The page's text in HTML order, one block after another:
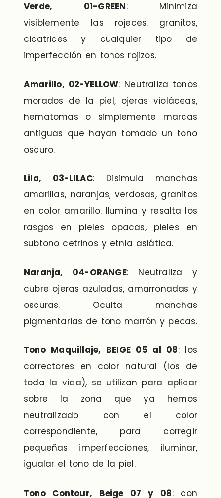
Verde, 01-GREEN: Minimiza
visiblemente las rojeces, granitos,
cicatrices y cualquier tipo de
imperfección en tonos rojizos.
Amarillo, 02-YELLOW: Neutraliza tonos
morados de la piel, ojeras violáceas,
hematomas o simplemente marcas
antiguas que hayan tomado un tono
oscuro.
Lila, 03-LILAC: Disimula manchas
amarillas, naranjas, verdosas, granitos
en color amarillo. Ilumina y resalta los
rasgos en pieles opacas, pieles en
subtono cetrinos y etnia asiática.
Naranja, 04-ORANGE: Neutraliza y
cubre ojeras azuladas, amarronadas y
oscuras. Oculta manchas
pigmentarias de tono marrón y pecas.
Tono Maquillaje, BEIGE 05 al 08: los
correctores en color natural (los de
toda la vida), se utilizan para aplicar
sobre la zona que ya hemos
neutralizado con el color
correspondiente, para corregir
pequeñas imperfecciones, iluminar,
igualar el tono de la piel.
Tono Contour, Beige 07 y 08: con